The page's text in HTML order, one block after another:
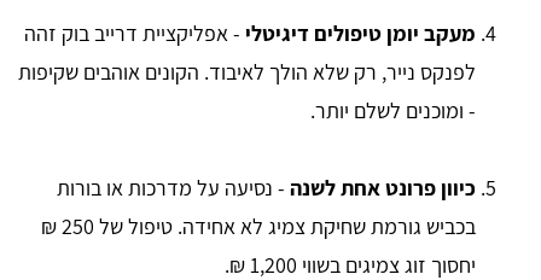
מעקב יומן טיפולים דיגיטלי - אפליקציית דרייב בוק זהה
לפנקס נייר, רק שלא הולך לאיבוד. הקונים אוהבים שקיפות
- ומוכנים לשלם יותר.
כיוון פרונט אחת לשנה - נסיעה על מדרכות או בורות
בכביש גורמת שחיקת צמיג לא אחידה. טיפול של 250 ₪
יחסוך זוג צמיגים בשווי 1,200 ₪.